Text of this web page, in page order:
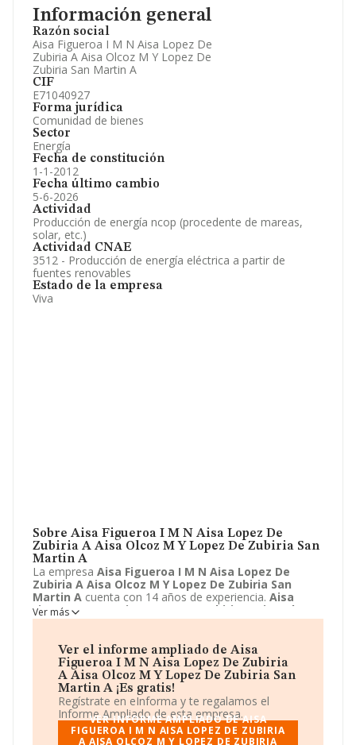
Información general
Razón social
Aisa Figueroa I M N Aisa Lopez De
Zubiria A Aisa Olcoz M Y Lopez De
Zubiria San Martin A
CIF
E71040927
Forma jurídica
Comunidad de bienes
Sector
Energía
Fecha de constitución
1-1-2012
Fecha último cambio
5-6-2026
Actividad
Producción de energía ncop (procedente de mareas,
solar, etc.)
Actividad CNAE
3512 - Producción de energía eléctrica a partir de
fuentes renovables
Estado de la empresa
Viva
Sobre Aisa Figueroa I M N Aisa Lopez De
Zubiria A Aisa Olcoz M Y Lopez De Zubiria San
Martin A
La empresa Aisa Figueroa I M N Aisa Lopez De
Zubiria A Aisa Olcoz M Y Lopez De Zubiria San
Martin A cuenta con 14 años de experiencia. Aisa
Figueroa I M N Aisa Lopez De Zubiria A Aisa Olcoz
M Y Lopez De Zubiria San Martin Aubicada en Calle
CNAE se fine como 3512 - Producción de energía
eléctrica a partir de fuentes renovables. El modelo de
sociedad de Aisa Figueroa I M N Aisa Lopez De
Zubiria A Aisa Olcoz M Y Lopez De Zubiria San
Martin Aes Comunidad de bienes.
Ver más
Ver el informe ampliado de Aisa
Figueroa I M N Aisa Lopez De Zubiria
A Aisa Olcoz M Y Lopez De Zubiria San
Martin A ¡Es gratis!
Regístrate en eInforma y te regalamos el
Informe Ampliado de esta empresa.
VER INFORME AMPLIADO DE AISA
FIGUEROA I M N AISA LOPEZ DE ZUBIRIA
A AISA OLCOZ M Y LOPEZ DE ZUBIRIA
Accionistas.
Participaciones y Vinculaciones en otras empresas.
Artículos de prensa publicados sobre la empresa.
Información oficial y registral complementaria.